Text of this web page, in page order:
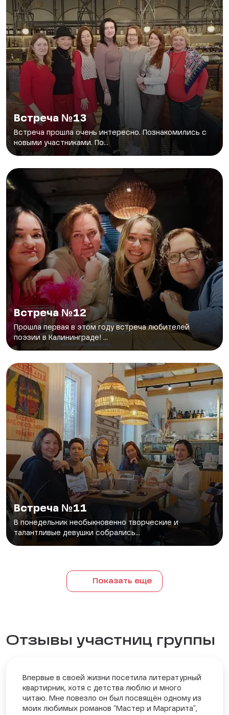
Встреча №13
Встреча прошла очень интересно. Познакомились с
новыми участниками. По...
Встреча №12
Прошла первая в этом году встреча любителей
поэзии в Калининграде! ...
Встреча №11
В понедельник необыкновенно творческие и
талантливые девушки собрались...
Показать еще
Отзывы участниц группы
Впервые в своей жизни посетила литературный
квартирник, хотя с детства люблю и много
читаю. Мне повезло он был посвящён одному из
моих любимых романов "Мастер и Маргарита",